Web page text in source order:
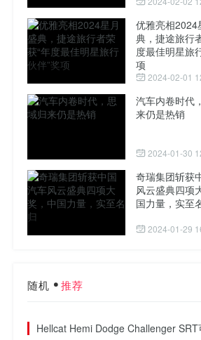
优雅亮相2024
典，捷途旅行
度最佳明星旅
项
2024-02-01
汽车内卷时代
来仍是热销
2024-01-30
奇瑞集团斩获
风云盛典四项
国力量，实至
2024-01-29
随机 推荐
Hellcat Hemi Dodge Challenger SRT